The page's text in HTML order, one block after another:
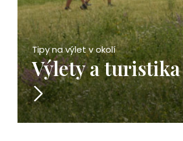
Tipy na výlet v okolí
Výlety a turistika